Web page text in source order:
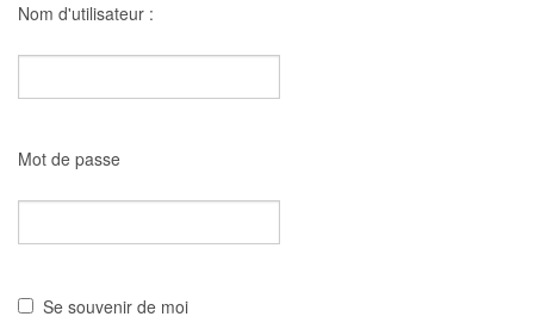
Nom d'utilisateur :
Mot de passe
Se souvenir de moi